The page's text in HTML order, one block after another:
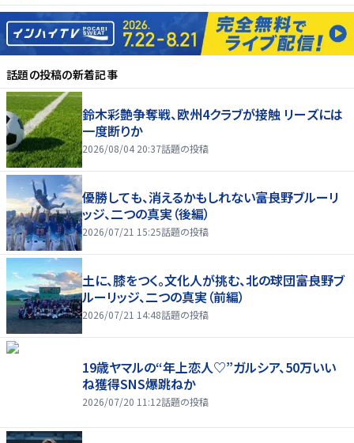
話題の投稿の新着記事
鈴木彩艶争奪戦、欧州4クラブが接触 リーズには
一度断りか
2026/08/04 20:37話題の投稿
優勝しても、消えるかもしれない――富良野ブルーリ
ッジ、二つの真実（後編）
2026/07/21 15:25話題の投稿
土に、膝をつく。文化人が挑む、北の球団――富良野ブ
ルーリッジ、二つの真実（前編）
2026/07/21 14:48話題の投稿
19歳ヤマルの“年上恋人♡”ガルシア、50万いい
ね獲得SNS爆跳ねか
2026/07/20 11:12話題の投稿